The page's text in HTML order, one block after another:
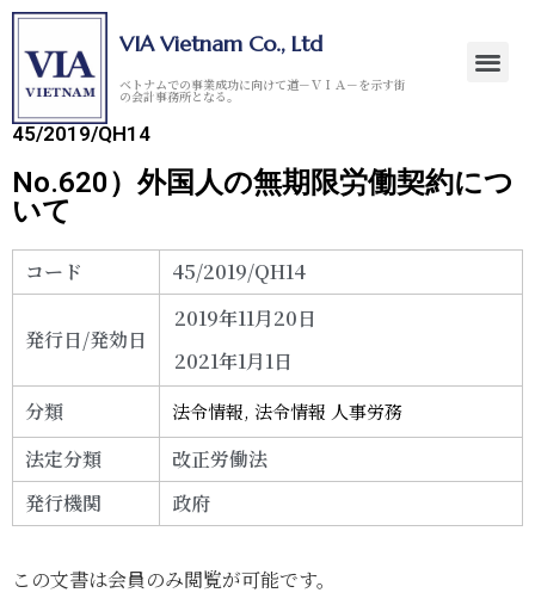
VIA Vietnam Co., Ltd
ベトナムでの事業成功に向けて道－ＶＩＡ－を示す街
の会計事務所となる。
45/2019/QH14
No.620）外国人の無期限労働契約につ
いて
コード 45/2019/QH14
発行日/発効日
2019年11月20日
2021年1月1日
分類
法令情報,法令情報 人事労務
法定分類
改正労働法
発行機関
政府
この文書は会員のみ閲覧が可能です。